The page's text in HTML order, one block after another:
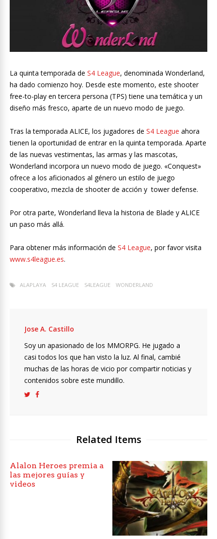
La quinta temporada de S4 League, denominada Wonderland,
ha dado comienzo hoy. Desde este momento, este shooter
free-to-play en tercera persona (TPS) tiene una temática y un
diseño más fresco, aparte de un nuevo modo de juego.
Tras la temporada ALICE, los jugadores de S4 League ahora
tienen la oportunidad de entrar en la quinta temporada. Aparte
de las nuevas vestimentas, las armas y las mascotas,
Wonderland incorpora un nuevo modo de juego. «Conquest»
ofrece a los aficionados al género un estilo de juego
cooperativo, mezcla de shooter de acción y tower defense.
Por otra parte, Wonderland lleva la historia de Blade y ALICE
un paso más allá.
Para obtener más información de S4 League, por favor visita
www.s4league.es.
ALAPLAYA S4 LEAGUE S4LEAGUE WONDERLAND
Jose A. Castillo
Soy un apasionado de los MMORPG. He jugado a
casi todos los que han visto la luz. Al final, cambié
muchas de las horas de vicio por compartir noticias y
contenidos sobre este mundillo.
Related Items
Alalon Heroes premia a
las mejores guías y
videos